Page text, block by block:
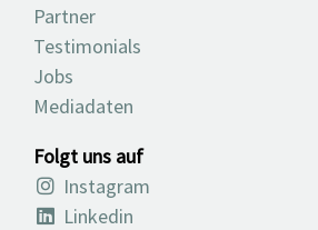
Partner
Testimonials
Jobs
Mediadaten
Folgt uns auf
Instagram
Linkedin